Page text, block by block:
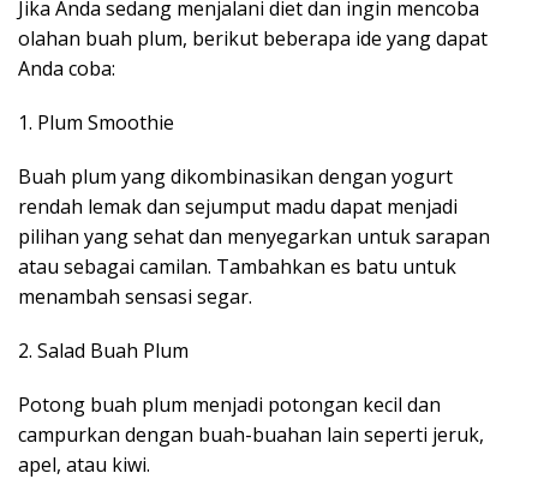
Jika Anda sedang menjalani diet dan ingin mencoba
olahan buah plum, berikut beberapa ide yang dapat
Anda coba:
1. Plum Smoothie
Buah plum yang dikombinasikan dengan yogurt
rendah lemak dan sejumput madu dapat menjadi
pilihan yang sehat dan menyegarkan untuk sarapan
atau sebagai camilan. Tambahkan es batu untuk
menambah sensasi segar.
2. Salad Buah Plum
Potong buah plum menjadi potongan kecil dan
campurkan dengan buah-buahan lain seperti jeruk,
apel, atau kiwi.